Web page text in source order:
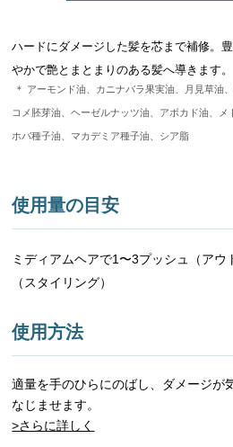
ハードにダメージした髪を芯まで補修。
やかで艶とまとまりのある髪へ導きます。
＊ アーモンド油、カニナバラ果実油、月見草油
コメ胚芽油、ヘーゼルナッツ油、アボカド油、
ホバ種子油、マカデミア種子油、シア脂
使用量の目安
ミディアムヘアで1〜3プッシュ（アウ
（スタイリング）
使用方法
適量を手のひらにのばし、ダメージが
なじませます。
>さらに詳しく